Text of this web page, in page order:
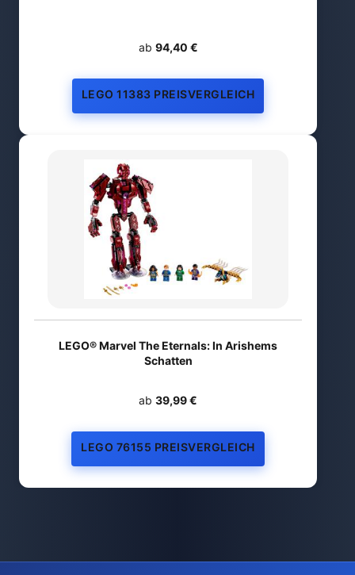
ab 94,40 €
LEGO 11383 PREISVERGLEICH
LEGO® Marvel The Eternals: In Arishems
Schatten
ab 39,99 €
LEGO 76155 PREISVERGLEICH